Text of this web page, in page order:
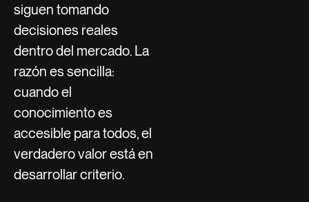
siguen tomando
decisiones reales
dentro del mercado. La
razón es sencilla:
cuando el
conocimiento es
accesible para todos, el
verdadero valor está en
desarrollar criterio.